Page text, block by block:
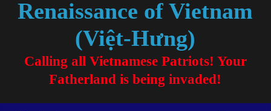
Renaissance of Vietnam
(Việt-Hưng)
Calling all Vietnamese Patriots! Your
Fatherland is being invaded!